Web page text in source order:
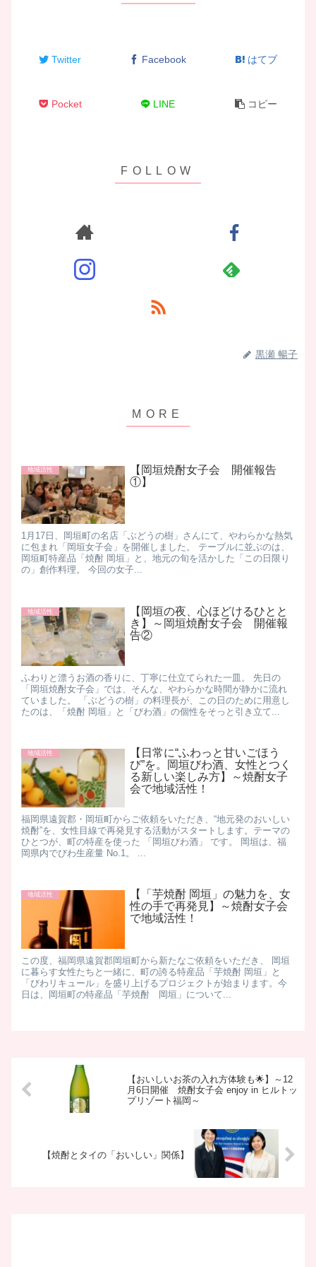
Twitter Facebook はてブ
Pocket LINE コピー
黒瀬 暢子
地域活性
【岡垣焼酎女子会 開催報告
①】
​1月17日、岡垣町の名店「ぶどうの樹」さんにて、やわらかな熱気
に包まれ「岡垣女子会」を開催しました。 テーブルに並ぶのは、
岡垣町特産品「焼酎 岡垣」と、地元の旬を活かした「この日限り
の」創作料理。 今回の女子...
地域活性
【岡垣の夜、心ほどけるひとと
き】～岡垣焼酎女子会 開催報
告②
ふわりと漂うお酒の香りに、丁寧に仕立てられた一皿。 先日の
「岡垣焼酎女子会」では、そんな、やわらかな時間が静かに流れ
ていました。 「ぶどうの樹」の料理長が、この日のために用意し
たのは、「焼酎 岡垣」と「びわ酒」の個性をそっと引き立て...
地域活性
【日常に“ふわっと甘いごほう
び”を。岡垣びわ酒、女性とつく
る新しい楽しみ方】～焼酎女子
会で地域活性！
福岡県遠賀郡・岡垣町からご依頼をいただき、“地元発のおいしい
焼酎”を、女性目線で再発見する活動がスタートします。テーマの
ひとつが、町の特産を使った 「岡垣びわ酒」 です。 岡垣は、福
岡県内でびわ生産量 No.1。 ...
地域活性
【「芋焼酎 岡垣」の魅力を、女
性の手で再発見】～焼酎女子会
で地域活性！
​この度、福岡県遠賀郡岡垣町から新たなご依頼をいただき、 岡垣
に暮らす女性たちと一緒に、町の誇る特産品「芋焼酎 岡垣」と
「びわリキュール」を盛り上げるプロジェクトが始まります。 ​今
日は、岡垣町の特産品「芋焼酎 岡垣」について...
【おいしいお茶の入れ方体験も🌟】～12
月6日開催 焼酎女子会 enjoy in ヒルトッ
プリゾート福岡～
【焼酎とタイの「おいしい」関係】